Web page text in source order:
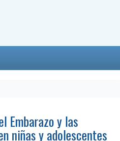
Embarazo y las
niñas y adolescentes